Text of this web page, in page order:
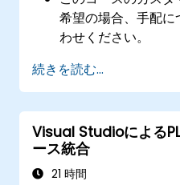
希望の場合、手配
わせください。
続きを読む...
Visual Studioによる
ース統合
21 時間